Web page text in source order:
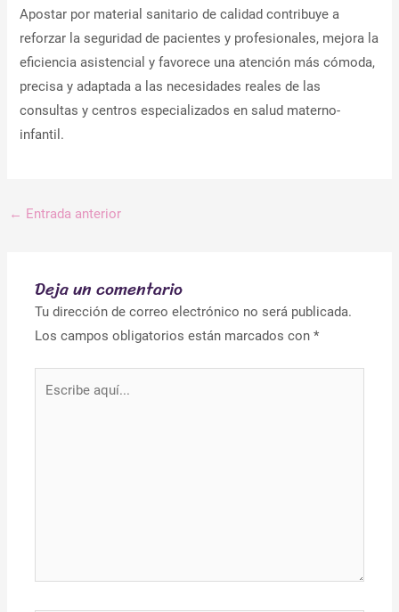
Apostar por material sanitario de calidad contribuye a
reforzar la seguridad de pacientes y profesionales, mejora la
eficiencia asistencial y favorece una atención más cómoda,
precisa y adaptada a las necesidades reales de las
consultas y centros especializados en salud materno-
infantil.
← Entrada anterior
Deja un comentario
Tu dirección de correo electrónico no será publicada.
Los campos obligatorios están marcados con*